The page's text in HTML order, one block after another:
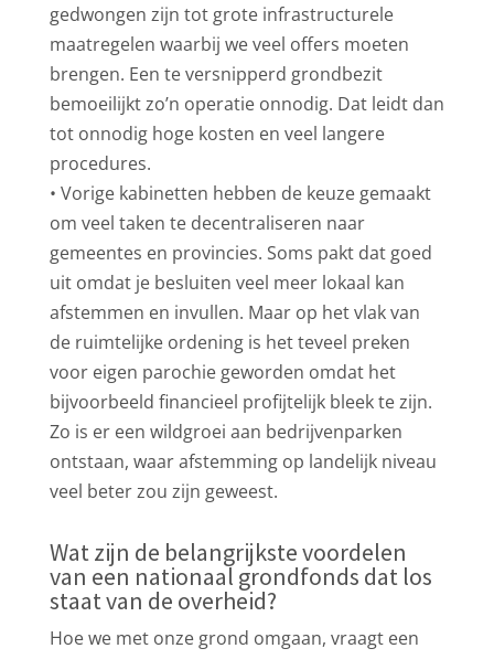
gedwongen zijn tot grote infrastructurele
maatregelen waarbij we veel offers moeten
brengen. Een te versnipperd grondbezit
bemoeilijkt zo’n operatie onnodig. Dat leidt dan
tot onnodig hoge kosten en veel langere
procedures.
• Vorige kabinetten hebben de keuze gemaakt
om veel taken te decentraliseren naar
gemeentes en provincies. Soms pakt dat goed
uit omdat je besluiten veel meer lokaal kan
afstemmen en invullen. Maar op het vlak van
de ruimtelijke ordening is het teveel preken
voor eigen parochie geworden omdat het
bijvoorbeeld financieel profijtelijk bleek te zijn.
Zo is er een wildgroei aan bedrijvenparken
ontstaan, waar afstemming op landelijk niveau
veel beter zou zijn geweest.
Wat zijn de belangrijkste voordelen
van een nationaal grondfonds dat los
staat van de overheid?
Hoe we met onze grond omgaan, vraagt een